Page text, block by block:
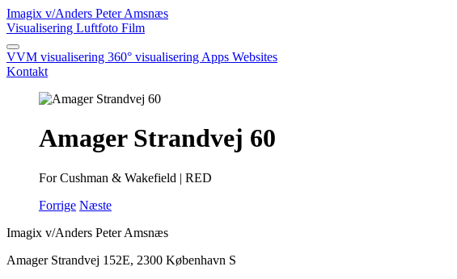
Imagix v/Anders Peter Amsnæs
Visualisering Luftfoto Film
VVM visualisering 360° visualisering Apps Websites
Kontakt
Amager Strandvej 60
For Cushman & Wakefield | RED
Forrige Næste
Imagix v/Anders Peter Amsnæs
Amager Strandvej 152E, 2300 København S